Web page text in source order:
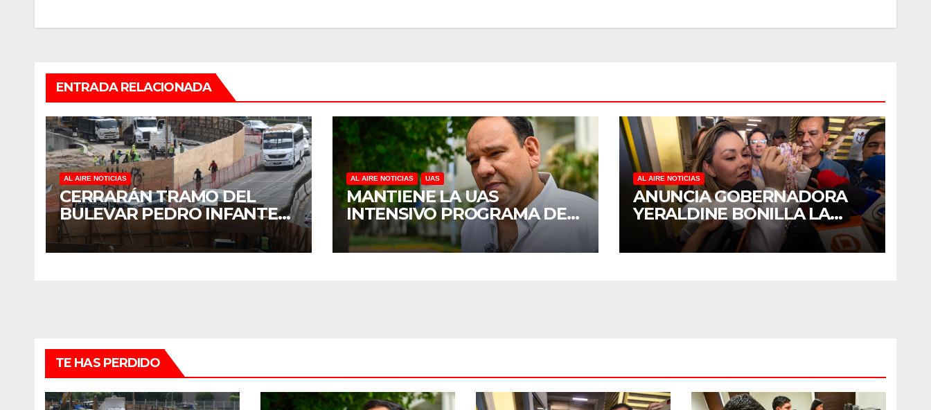
entradas
ENTRADA RELACIONADA
AL AIRE NOTICIAS
CERRARÁN TRAMO DEL
BULEVAR PEDRO INFANTE
PARA ACELERAR OBRAS
ANTES DEL REGRESO A
AL AIRE NOTICIAS UAS
MANTIENE LA UAS
INTENSIVO PROGRAMA DE
MANTENIMIENTO Y
REHABILITACIÓN EN SUS
AL AIRE NOTICIAS
ANUNCIA GOBERNADORA
YERALDINE BONILLA LA
REAPERTURA DEL
PROGRAMA “PONTE AL
TE HAS PERDIDO